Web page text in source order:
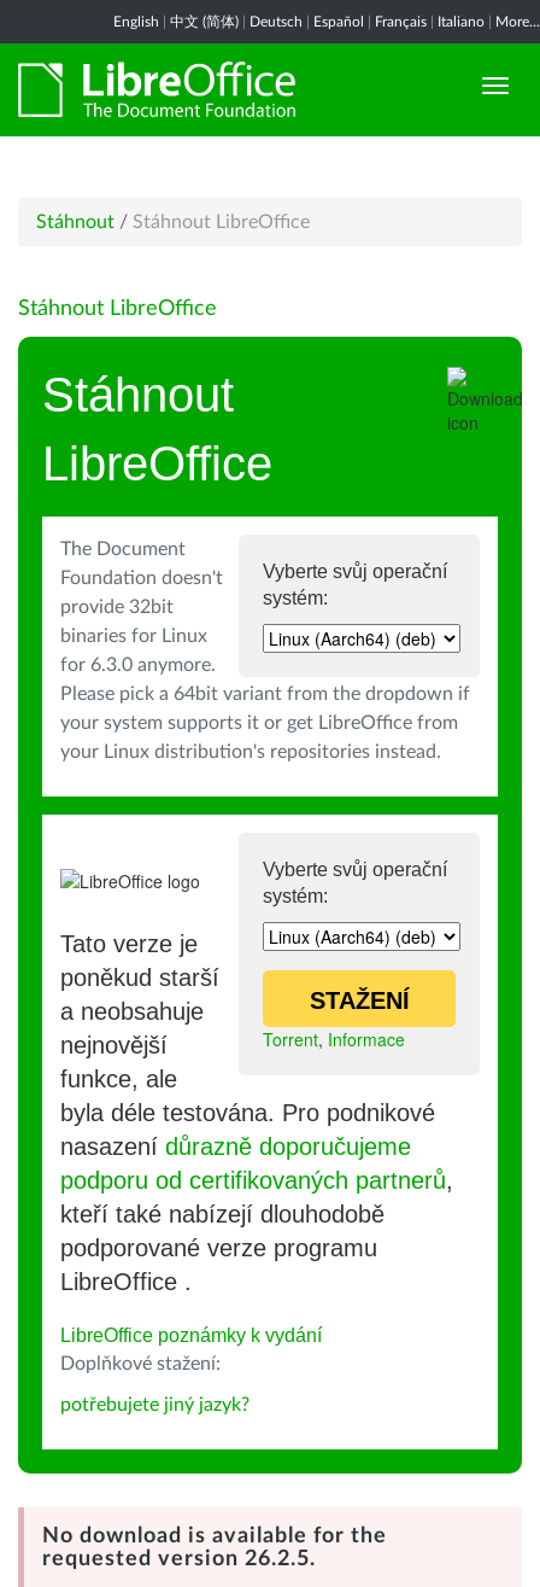
English 中文 (简体) Deutsch Español Français Italiano More...
Stáhnout / Stáhnout LibreOffice
Stáhnout LibreOffice
Stáhnout
LibreOffice
Vyberte svůj operační
systém:
The Document
Foundation doesn't
provide 32bit
binaries for Linux
for 6.3.0 anymore.
Please pick a 64bit variant from the dropdown if
your system supports it or get LibreOffice from
your Linux distribution's repositories instead.
Vyberte svůj operační
systém:
STAŽENÍ
Torrent, Informace
Tato verze je
poněkud starší
a neobsahuje
nejnovější
funkce, ale
byla déle testována. Pro podnikové
nasazení důrazně doporučujeme
podporu od certifikovaných partnerů,
kteří také nabízejí dlouhodobě
podporované verze programu
LibreOffice .
LibreOffice poznámky k vydání
Doplňkové stažení:
potřebujete jiný jazyk?
No download is available for the
requested version 26.2.5.